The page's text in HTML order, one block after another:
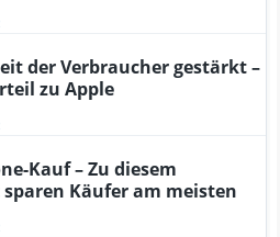
der Verbraucher gestärkt –
zu Apple
Kauf – Zu diesem
Käufer am meisten